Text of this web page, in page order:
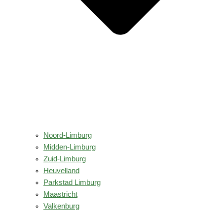
Noord-Limburg
Midden-Limburg
Zuid-Limburg
Heuvelland
Parkstad Limburg
Maastricht
Valkenburg